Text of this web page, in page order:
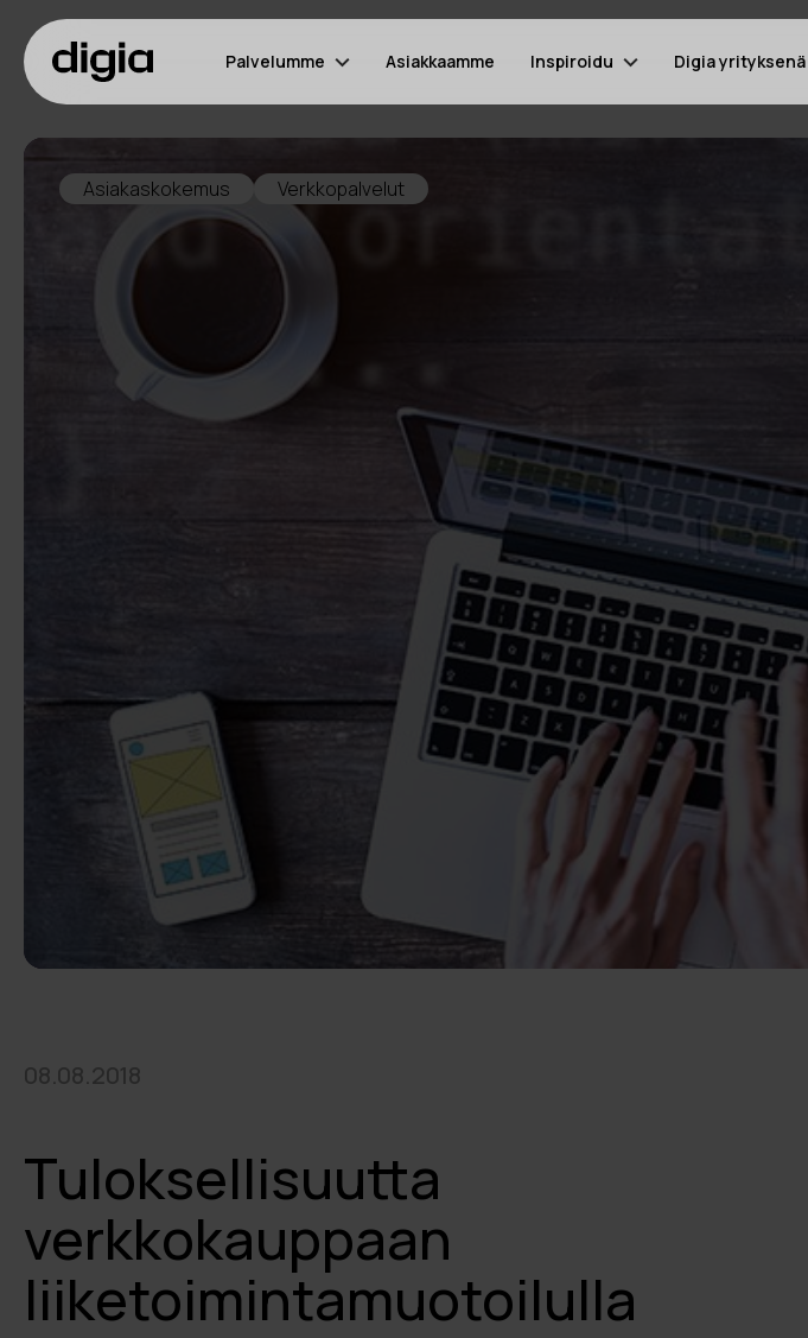
Palvelumme Asiakkaamme Inspiroidu Digia yrityksenä
Asiakaskokemus Verkkopalvelut
08.08.2018
Tuloksellisuutta
verkkokauppaan
liiketoimintamuotoilulla